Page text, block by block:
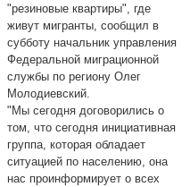
"резиновые квартиры", где
живут мигранты, сообщил в
субботу начальник управления
Федеральной миграционной
службы по региону Олег
Молодиевский.
"Мы сегодня договорились о
том, что сегодня инициативная
группа, которая обладает
ситуацией по населению, она
нас проинформирует о всех